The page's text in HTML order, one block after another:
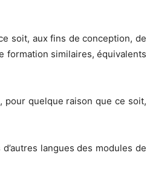
soit, aux fins de conception, de
formation similaires, équivalents
pour quelque raison que ce soit,
langues des modules de